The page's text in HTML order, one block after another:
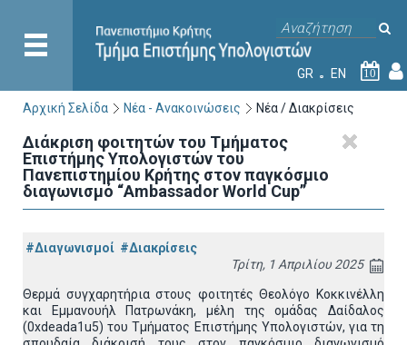
GR EN 10
Αρχική Σελίδα Νέα - Ανακοινώσεις Νέα / Διακρίσεις
Διάκριση φοιτητών του Τμήματος
Επιστήμης Υπολογιστών του
Πανεπιστημίου Κρήτης στον παγκόσμιο
διαγωνισμό “Ambassador World Cup”
#Διαγωνισμοί #Διακρίσεις
Τρίτη, 1 Απριλίου 2025
Θερμά συγχαρητήρια στους φοιτητές Θεολόγο Κοκκινέλλη
και Εμμανουήλ Πατρωνάκη, μέλη της ομάδας Δαίδαλος
(0xdeada1u5) του Τμήματος Επιστήμης Υπολογιστών, για τη